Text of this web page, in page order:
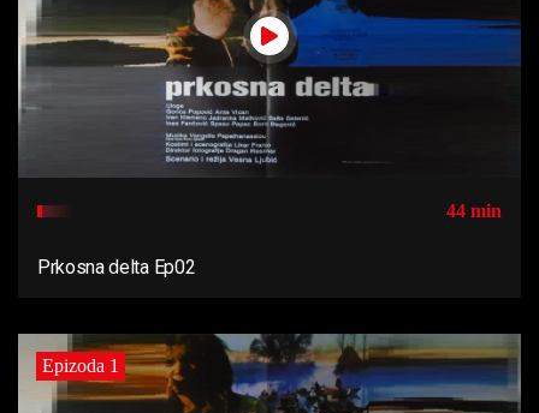
44 min
Prkosna delta Ep02
Epizoda 1